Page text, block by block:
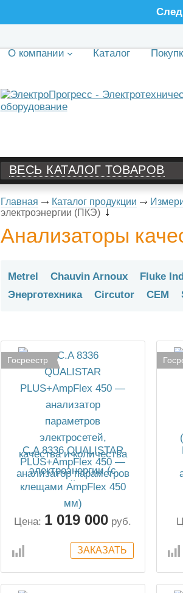
О компании
Каталог
ВЕСЬ КАТАЛОГ ТОВАРОВ
Главная Каталог продукции
электроэнергии (ПКЭ)
Анализаторы
Metrel Chauvin Arnoux Fluke
Энерготехника
Circutor CEM
Госреестр
C.A 8336 QUALISTAR
PLUS+AmpFlex 450 —
анализатор параметров
электросетей, качества и
количества
электроэнергии (с
клещами AmpFlex 450
Цена: 1 019 000 руб.